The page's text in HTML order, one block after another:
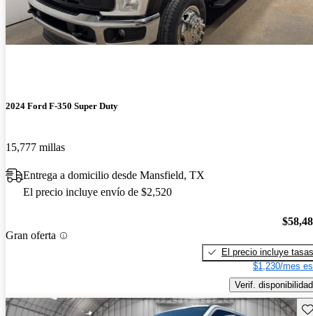
2024 Ford F-350 Super Duty
15,777 millas
Entrega a domicilio desde Mansfield, TX
El precio incluye envío de $2,520
Gran oferta
El precio incluye tasas
$1,230/mes
Verif. disponibilidad